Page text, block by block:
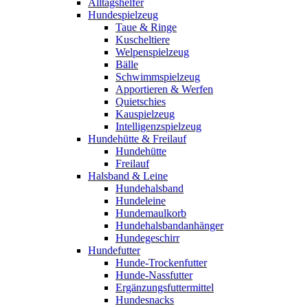
Alltagshelfer
Hundespielzeug
Taue & Ringe
Kuscheltiere
Welpenspielzeug
Bälle
Schwimmspielzeug
Apportieren & Werfen
Quietschies
Kauspielzeug
Intelligenzspielzeug
Hundehütte & Freilauf
Hundehütte
Freilauf
Halsband & Leine
Hundehalsband
Hundeleine
Hundemaulkorb
Hundehalsbandanhänger
Hundegeschirr
Hundefutter
Hunde-Trockenfutter
Hunde-Nassfutter
Ergänzungsfuttermittel
Hundesnacks